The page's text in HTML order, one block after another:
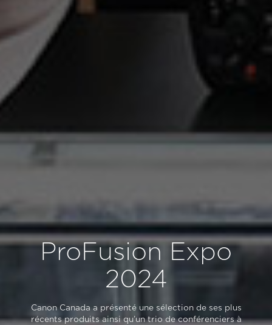
ProFusion Expo
2024
Canon Canada a présenté une sélection de ses plus
récents produits ainsi qu’un trio de conférenciers à